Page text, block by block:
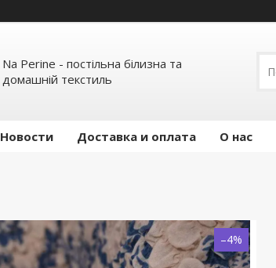
Na Perine - постільна білизна та
домашній текстиль
Новости Доставка и оплата О нас
–4%